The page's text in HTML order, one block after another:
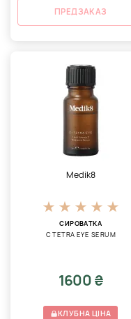
ПРЕДЗАКАЗ
Medik8
СИРОВАТКА
C TETRA EYE SERUM
1600 ₴
КЛУБНА ЦІНА